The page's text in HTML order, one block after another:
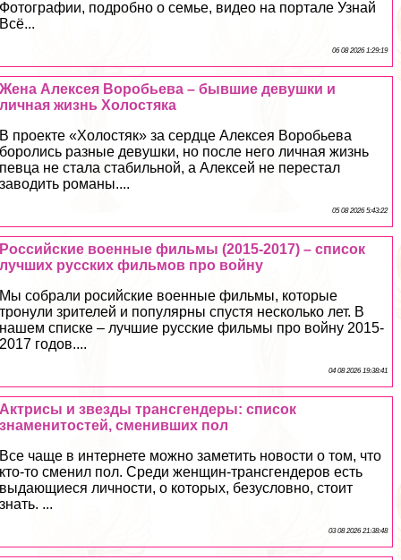
Фотографии, подробно о семье, видео на портале Узнай
Всё...
06 08 2026 1:29:19
Жена Алексея Воробьева – бывшие дeвyшки и
личная жизнь Холостяка
В проекте «Холостяк» за сердце Алексея Воробьева
боролись разные дeвyшки, но после него личная жизнь
певца не стала стабильной, а Алексей не перестал
заводить романы....
05 08 2026 5:43:22
Российские военные фильмы (2015-2017) – список
лучших русских фильмов про войну
Мы собрали росийские военные фильмы, которые
тронули зрителей и популярны спустя несколько лет. В
нашем списке – лучшие русские фильмы про войну 2015-
2017 годов....
04 08 2026 19:38:41
Актрисы и звезды трaнcгендеры: список
знаменитостей, сменивших пол
Все чаще в интернете можно заметить новости о том, что
кто-то сменил пол. Среди женщин-трaнcгендеров есть
выдающиеся личности, о которых, безусловно, стоит
знать. ...
03 08 2026 21:38:48